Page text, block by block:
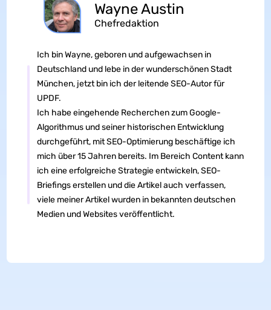
Wayne Austin
Chefredaktion
Ich bin Wayne, geboren und aufgewachsen in
Deutschland und lebe in der wunderschönen Stadt
München, jetzt bin ich der leitende SEO-Autor für
UPDF.
Ich habe eingehende Recherchen zum Google-
Algorithmus und seiner historischen Entwicklung
durchgeführt, mit SEO-Optimierung beschäftige ich
mich über 15 Jahren bereits. Im Bereich Content kann
ich eine erfolgreiche Strategie entwickeln, SEO-
Briefings erstellen und die Artikel auch verfassen,
viele meiner Artikel wurden in bekannten deutschen
Medien und Websites veröffentlicht.